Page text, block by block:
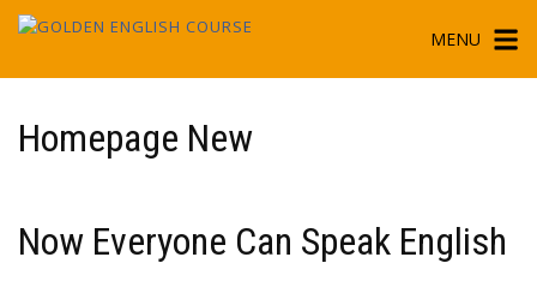
Skip
content
MENU
Homepage New
Now Everyone Can Speak English